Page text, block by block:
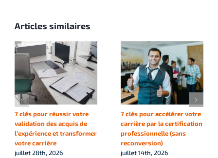
Articles similaires
7 clés pour réussir votre
validation des acquis de
l’expérience et transformer
votre carrière
juillet 28th, 2026
7 clés pour accélérer votre
carrière par la certification
professionnelle (sans
reconversion)
juillet 14th, 2026